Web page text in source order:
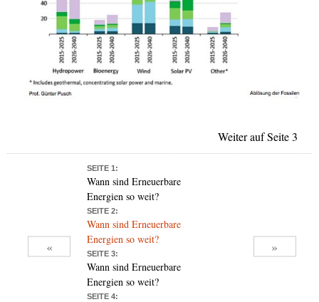
Weiter auf Seite 3
«
SEITE 1:
Wann sind Erneuerbare
Energien so weit?
SEITE 2:
Wann sind Erneuerbare
Energien so weit?
SEITE 3:
Wann sind Erneuerbare
Energien so weit?
SEITE 4:
»